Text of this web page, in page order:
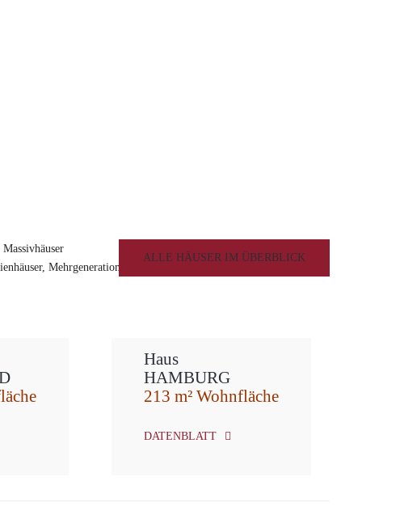
Mehrgenerationenhäuser,
ALLE HÄUSER IM ÜBERBLICK
Haus
HAMBURG
213 m² Wohnfläche
DATENBLATT